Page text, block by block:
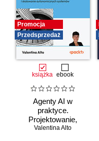
Promocja
Przedsprzedaż
książka ebook
Agenty AI w
praktyce.
Projektowanie,
wdrażanie i
Valentina Alto